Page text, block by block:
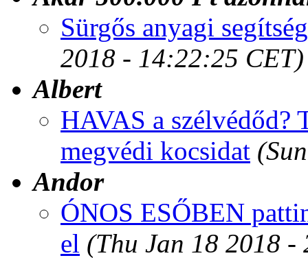
Sürgős anyagi
2018 - 14:22:25 CET)
Albert
HAVAS a szélvédőd?
megvédi kocsidat
Andor
ÓNOS ESŐBEN
el (Thu Jan 18 2018